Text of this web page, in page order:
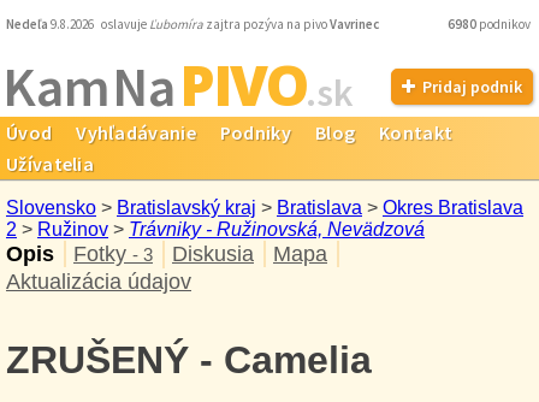
Nedeľa 9.8.2026 oslavuje Ľubomíra zajtra pozýva na pivoVavrinec 6980 podnikov
Kam NaPIVO.sk Pridaj podnik
Úvod Vyhľadávanie Podniky Blog
Kontakt
Užívatelia
Slovensko > Bratislavský kraj > Bratislava > Okres Bratislava
2 > Ružinov > Trávniky - Ružinovská, Nevädzová
Opis Fotky - 3 Diskusia
Mapa
Aktualizácia údajov
ZRUŠENÝ - Camelia